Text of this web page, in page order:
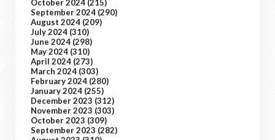
October 2024 (215)
September 2024 (290)
August 2024 (209)
July 2024 (310)
June 2024 (298)
May 2024 (310)
April 2024 (273)
March 2024 (303)
February 2024 (280)
January 2024 (255)
December 2023 (312)
November 2023 (303)
October 2023 (309)
September 2023 (282)